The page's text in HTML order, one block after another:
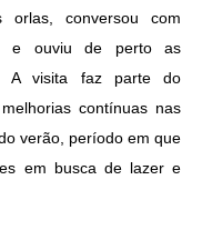
conversou com
e ouviu de perto as
A visita faz parte do
contínuas nas
verão, período em que
em busca de lazer e